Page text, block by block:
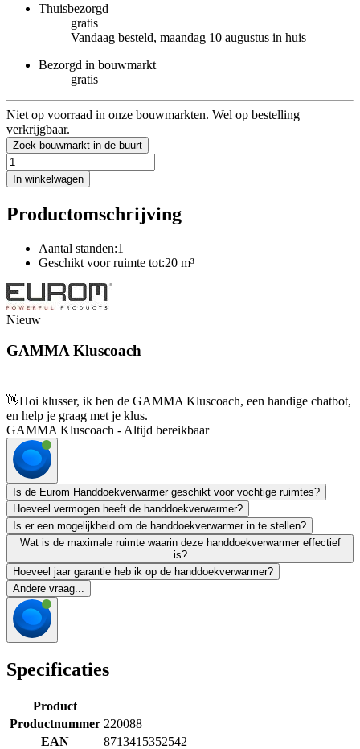
Thuisbezorgd
gratis
Vandaag besteld, maandag 10 augustus in huis
Bezorgd in bouwmarkt
gratis
Niet op voorraad in onze bouwmarkten. Wel op bestelling
verkrijgbaar.
Zoek bouwmarkt in de buurt
In winkelwagen
Productomschrijving
Aantal standen:1
Geschikt voor ruimte tot:20 m³
Nieuw
GAMMA Kluscoach
👋Hoi klusser, ik ben de GAMMA Kluscoach, een handige chatbot,
en help je graag met je klus.
GAMMA Kluscoach - Altijd bereikbaar
Is de Eurom Handdoekverwarmer geschikt voor vochtige ruimtes?
Hoeveel vermogen heeft de handdoekverwarmer?
Is er een mogelijkheid om de handdoekverwarmer in te stellen?
Wat is de maximale ruimte waarin deze handdoekverwarmer effectief
is?
Hoeveel jaar garantie heb ik op de handdoekverwarmer?
Andere vraag...
Specificaties
Product
Productnummer 220088
EAN
8713415352542